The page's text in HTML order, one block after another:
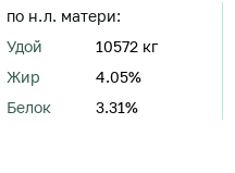
по н.л. матери:
Удой
10572 кг
Жир
4.05%
Белок
3.31%